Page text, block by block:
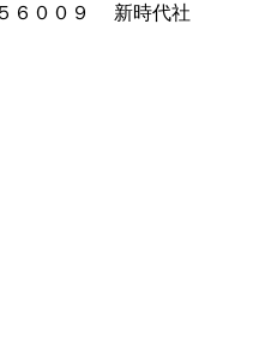
６００９ 新時代社